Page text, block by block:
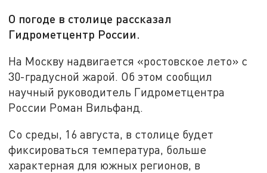
О погоде в столице рассказал
Гидрометцентр России.
На Москву надвигается «ростовское лето» с
30-градусной жарой. Об этом сообщил
научный руководитель Гидрометцентра
России Роман Вильфанд.
Со среды, 16 августа, в столице будет
фиксироваться температура, больше
характерная для южных регионов, в